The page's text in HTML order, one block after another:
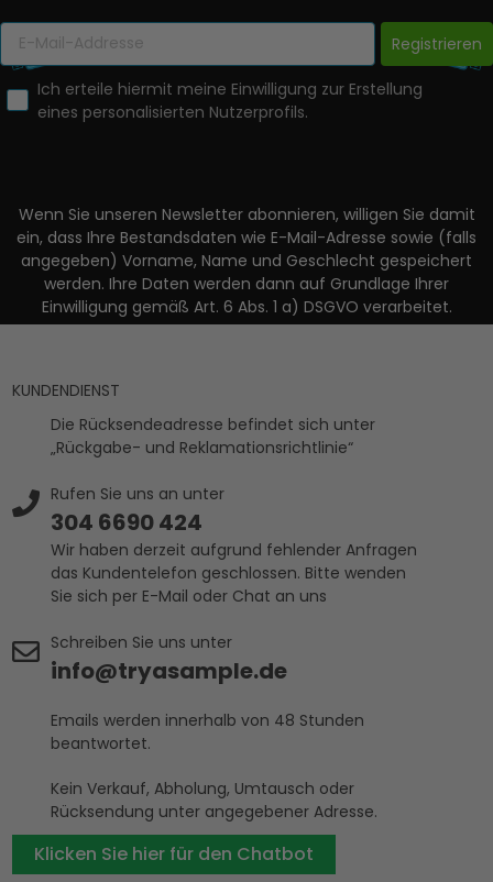
Registrieren
Ich erteile hiermit meine Einwilligung zur Erstellung
eines personalisierten Nutzerprofils.
Wenn Sie unseren Newsletter abonnieren, willigen Sie damit
ein, dass Ihre Bestandsdaten wie E-Mail-Adresse sowie (falls
angegeben) Vorname, Name und Geschlecht gespeichert
werden. Ihre Daten werden dann auf Grundlage Ihrer
Einwilligung gemäß Art. 6 Abs. 1 a) DSGVO verarbeitet.
KUNDENDIENST
Die Rücksendeadresse befindet sich unter
„Rückgabe- und Reklamationsrichtlinie“
Rufen Sie uns an unter
304 6690 424
Wir haben derzeit aufgrund fehlender Anfragen
das Kundentelefon geschlossen. Bitte wenden
Sie sich per E-Mail oder Chat an uns
Schreiben Sie uns unter
info@tryasample.de
Emails werden innerhalb von 48 Stunden
beantwortet.
Kein Verkauf, Abholung, Umtausch oder
Rücksendung unter angegebener Adresse.
Klicken Sie hier für den Chatbot